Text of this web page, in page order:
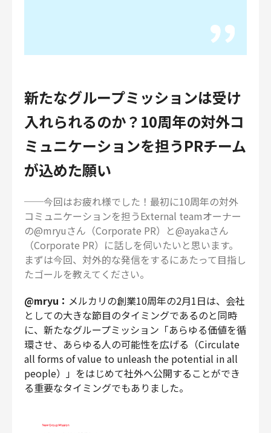
新たなグループミッションは受け
入れられるのか？10周年の対外コ
ミュニケーションを担うPRチーム
が込めた願い
──今回はお疲れ様でした！最初に10周年の対外
コミュニケーションを担うExternal teamオーナー
の@mryuさん（Corporate PR）と@ayakaさん
（Corporate PR）に話しを伺いたいと思います。
まずは今回、対外的な発信をするにあたって目指し
たゴールを教えてください。
@mryu： メルカリの創業10周年の2月1日は、会社
としての大きな節目のタイミングであるのと同時
に、新たなグループミッション「あらゆる価値を循
環させ、あらゆる人の可能性を広げる（Circulate
all forms of value to unleash the potential in all
people）」をはじめて社外へ公開することができ
る重要なタイミングでもありました。